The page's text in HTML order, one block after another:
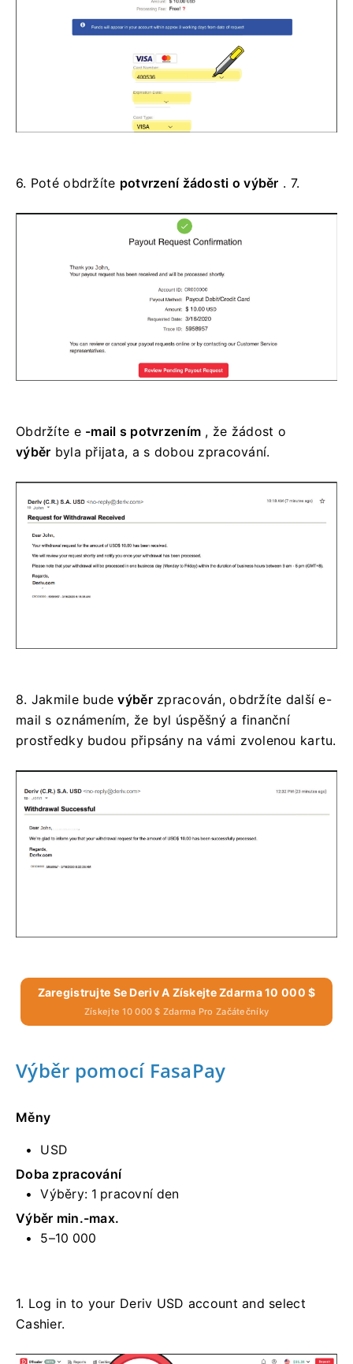
6. Poté obdržíte potvrzení žádosti o výběr . 7.
Obdržíte e -mail s potvrzením , že žádost o
výběr byla přijata, a s dobou zpracování.
8. Jakmile budevýběrzpracován, obdržíte další e-
mail s oznámením, že byl úspěšnýa finanční
prostředky budou připsány na vámi zvolenou kartu.
Zaregistrujte Se Deriv A Získejte Zdarma 10 000 $
Získejte 10 000 $ Zdarma Pro Začátečníky
Výběr pomocí FasaPay
Měny
USD
Doba zpracování
Výběry: 1 pracovní den
Výběr min.-max.
5–10 000
1. Log in to your Deriv USD account and select
Cashier.